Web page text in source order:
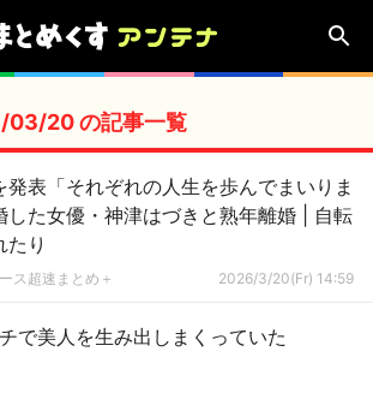
03/20 の記事一覧
表「それぞれの人生を歩んでまいりま
た女優・神津はづきと熟年離婚 | 自転
たり
ス超速まとめ＋ 2026/3/20(Fr) 14:59
で美人を生み出しまくっていた